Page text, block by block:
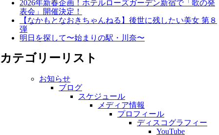
2026年新春企画！ホテルローズガーデン新宿で「歌の発
表会」開催決定！
【なかもとなおきちゃんねる】後世に残したい美女 第８
弾
明日を探して〜始まりの駅・川奈〜
カテゴリーリスト
お知らせ
ブログ
スケジュール
メディア情報
プロフィール
ディスコグラフィー
YouTube